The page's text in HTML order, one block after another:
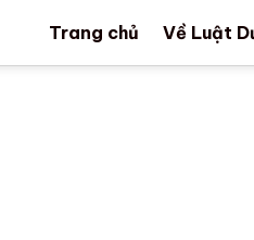
Trang chủ Về Luật